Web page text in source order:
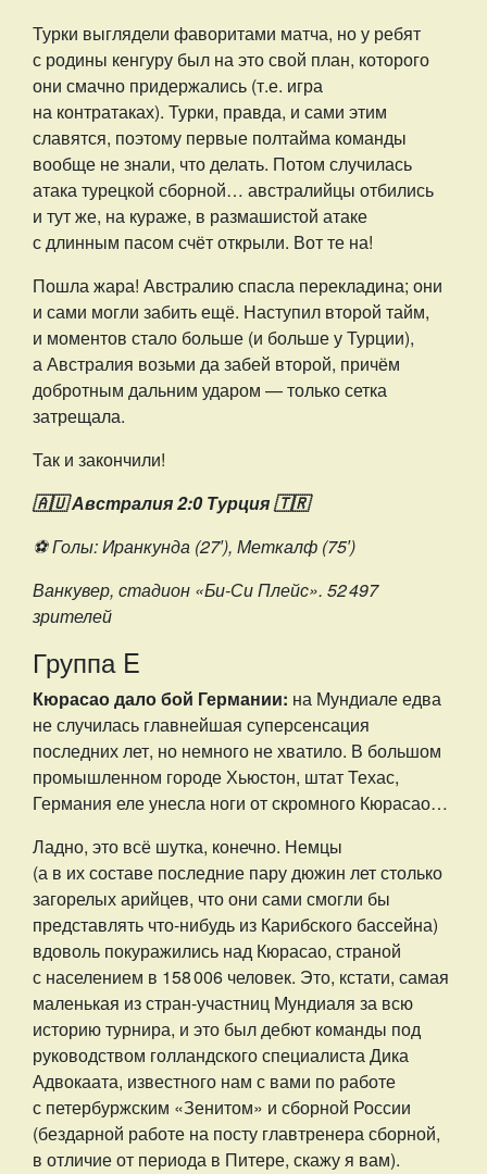
Турки выглядели фаворитами матча, но у ребят
с родины кенгуру был на это свой план, которого
они смачно придержались (т.е. игра
на контратаках). Турки, правда, и сами этим
славятся, поэтому первые полтайма команды
вообще не знали, что делать. Потом случилась
атака турецкой сборной… австралийцы отбились
и тут же, на кураже, в размашистой атаке
с длинным пасом счёт открыли. Вот те на!
Пошла жара! Австралию спасла перекладина; они
и сами могли забить ещё. Наступил второй тайм,
и моментов стало больше (и больше у Турции),
а Австралия возьми да забей второй, причём
добротным дальним ударом — только сетка
затрещала.
Так и закончили!
🇦🇺 Австралия 2:0 Турция 🇹🇷
⚽️ Голы: Иранкунда (27′), Меткалф (75′)
Ванкувер, стадион «Би-Си Плейс». 52 497
зрителей
Группа E
Кюрасао дало бой Германии: на Мундиале едва
не случилась главнейшая суперсенсация
последних лет, но немного не хватило. В большом
промышленном городе Хьюстон, штат Техас,
Германия еле унесла ноги от скромного Кюрасао…
Ладно, это всё шутка, конечно. Немцы
(а в их составе последние пару дюжин лет столько
загорелых арийцев, что они сами смогли бы
представлять что-нибудь из Карибского бассейна)
вдоволь покуражились над Кюрасао, страной
с населением в 158 006 человек. Это, кстати, самая
маленькая из стран-участниц Мундиаля за всю
историю турнира, и это был дебют команды под
руководством голландского специалиста Дика
Адвокаата, известного нам с вами по работе
с петербуржским «Зенитом» и сборной России
(бездарной работе на посту главтренера сборной,
в отличие от периода в Питере, скажу я вам).